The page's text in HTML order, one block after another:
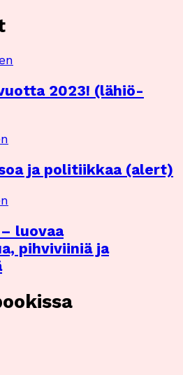
2023! (lähiö-
ja politiikkaa (alert)
luovaa
pihviviiniä ja